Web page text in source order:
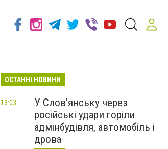
ОСТАННІ НОВИНИ
У Слов'янську через
російські удари горіли
адмінбудівля, автомобіль і
дрова
13:03